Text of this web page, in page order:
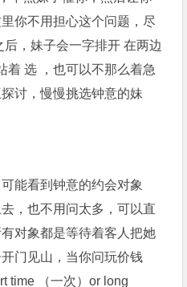
你不用担心这个问题，尽
，妹子会一字排开 在两边
着 选 ，也可以不那么着急
讨，慢慢挑选钟意的妹
能看到钟意的约会对象
，也不用问太多，可以直
对象都是等待着客人把她
门见山，当你问玩价钱
time （一次）or long